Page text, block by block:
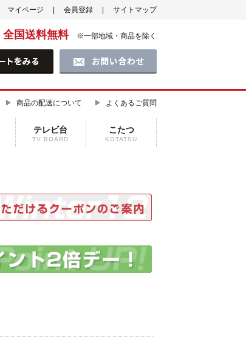
マイページ 会員登録 サイトマップ
全国送料無料 ※一部地域・商品を除く
商品の配送について よくあるご質問
テレビ台
TV BOARD
こたつ
KOTATSU